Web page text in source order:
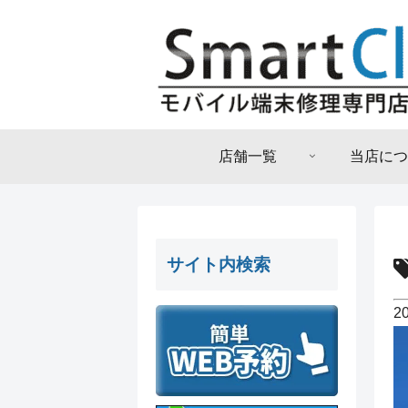
店舗一覧 当店に
サイト内検索